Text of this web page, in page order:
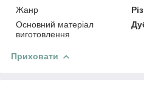
Жанр
Основний матеріал
виготовлення
Приховати